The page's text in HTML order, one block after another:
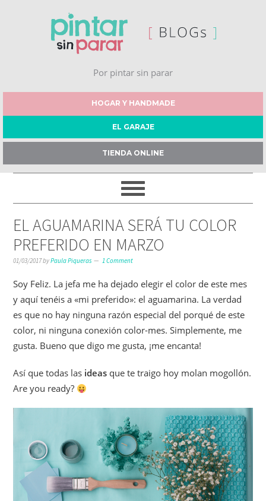
Por pintar sin parar
HOGAR Y HANDMADE
EL GARAJE
TIENDA ONLINE
EL AGUAMARINA SERÁ TU COLOR
PREFERIDO EN MARZO
01/03/2017byPaula Piqueras 1 Comment
Soy Feliz. La jefa me ha dejado elegir el color de este mes
y aquí tenéis a «mi preferido»: el aguamarina. La verdad
es que no hay ninguna razón especial del porqué de este
color, ni ninguna conexión color-mes. Simplemente, me
gusta. Bueno que digo me gusta, ¡me encanta!
Así que todas las ideas que te traigo hoy molan mogollón.
Are you ready?